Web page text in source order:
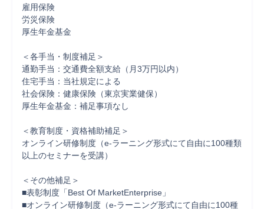
雇用保険
労災保険
厚生年金基金
＜各手当・制度補足＞
通勤手当：交通費全額支給（月3万円以内）
住宅手当：当社規定による
社会保険：健康保険（東京実業健保）
厚生年金基金：補足事項なし
＜教育制度・資格補助補足＞
オンライン研修制度（e-ラーニング形式にて自由に100種類
以上のセミナーを受講）
＜その他補足＞
■表彰制度「Best Of MarketEnterprise」
■オンライン研修制度（e-ラーニング形式にて自由に100種